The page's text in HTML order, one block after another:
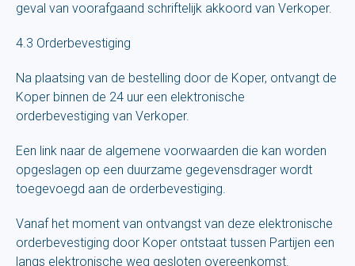
geval van voorafgaand schriftelijk akkoord van Verkoper.
4.3 Orderbevestiging
Na plaatsing van de bestelling door de Koper, ontvangt de
Koper binnen de 24 uur een elektronische
orderbevestiging van Verkoper.
Een link naar de algemene voorwaarden die kan worden
opgeslagen op een duurzame gegevensdrager wordt
toegevoegd aan de orderbevestiging.
Vanaf het moment van ontvangst van deze elektronische
orderbevestiging door Koper ontstaat tussen Partijen een
langs elektronische weg gesloten overeenkomst.